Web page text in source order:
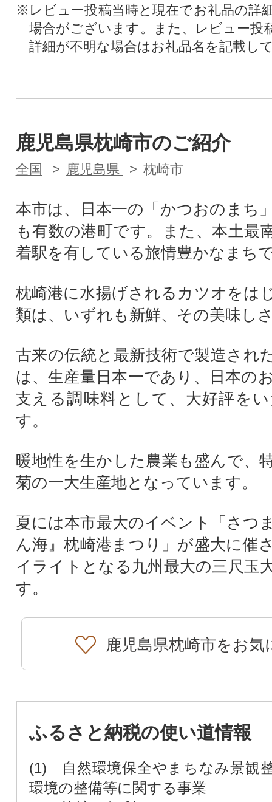
※レビュー投稿当時と現在でお礼品の詳
場合がございます。また、レビュー投
詳細が不明な場合はお礼品名を記載し
鹿児島県枕崎市のご紹介
全国 鹿児島県 枕崎市
本市は、日本一の「かつおのまち
も有数の港町です。また、本土最
着駅を有している旅情豊かなまち
枕崎港に水揚げされるカツオをは
類は、いずれも新鮮、その美味し
古来の伝統と最新技術で製造され
は、生産量日本一であり、日本の
支える調味料として、大好評を
す。
暖地性を生かした農業も盛んで、
菊の一大生産地となっています。
夏には本市最大のイベント「さつ
ん海』枕崎港まつり」が盛大に催
イライトとなる九州最大の三尺玉
す。
鹿児島県枕崎市をお気
ふるさと納税の使い道情報
(1) 自然環境保全やまちなみ景観
環境の整備等に関する事業